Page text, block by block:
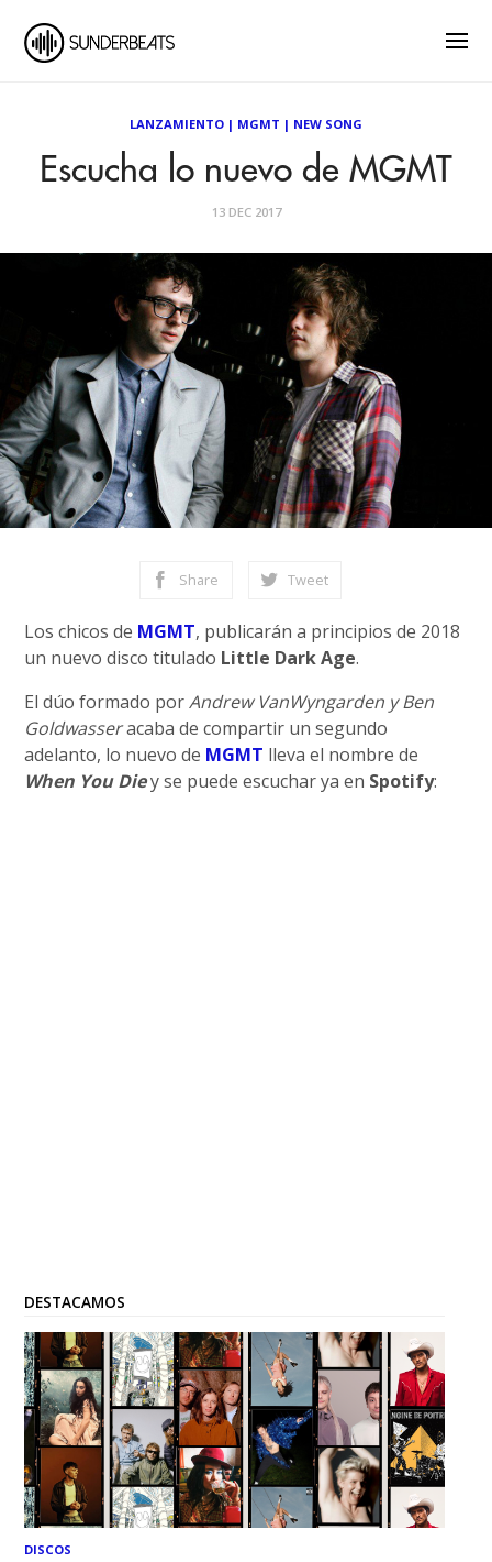
LANZAMIENTO | MGMT | NEW SONG
Escucha lo nuevo de MGMT
13 DEC 2017
Share Tweet
Los chicos de MGMT, publicarán a principios de 2018
un nuevo disco titulado Little Dark Age.
El dúo formado porAndrew VanWyngarden y Ben
Goldwasseracaba de compartir un segundo
adelanto, lo nuevo de MGMT lleva el nombre de
When You Diey se puede escuchar ya en Spotify:
DESTACAMOS
DISCOS